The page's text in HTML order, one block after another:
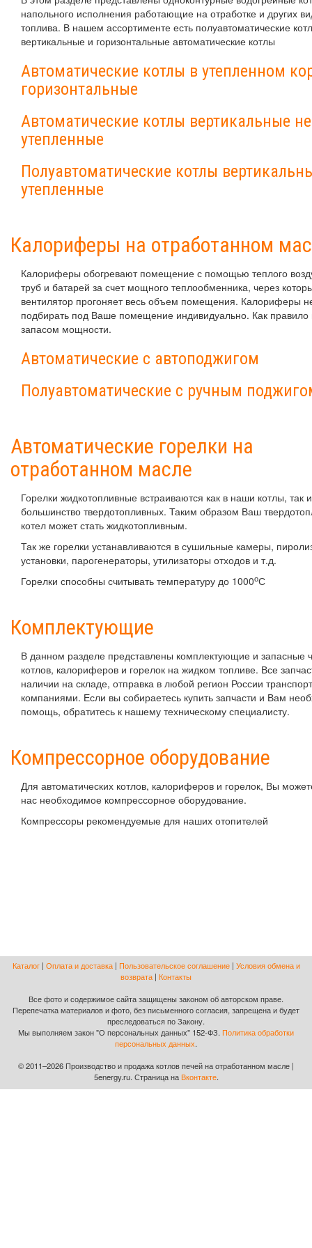
напольного исполнения работающие на отработке и других
топлива. В нашем ассортименте есть полуавтоматические
вертикальные и горизонтальные автоматические котлы
Автоматические котлы в утепленном
горизонтальные
Автоматические котлы вертикальные не
утепленные
Полуавтоматические котлы
утепленные
Калориферы на отработанном
Калориферы обогревают помещение с помощью теплого
труб и батарей за счет мощного теплообменника, через
вентилятор прогоняет весь объем помещения. Калориферы
подбирать под Ваше помещение индивидуально. Как правило
запасом мощности.
Автоматические с автоподжигом
Полуавтоматические с ручным
Автоматические горелки на
отработанном масле
Горелки жидкотопливные встраиваются как в наши котлы, так
большинство твердотопливных. Таким образом Ваш
котел может стать жидкотопливным.
Так же горелки устанавливаются в сушильные камеры,
установки, парогенераторы, утилизаторы отходов и т.д.
Горелки способны считывать температуру до 1000оС
Комплектующие
В данном разделе представлены комплектующие и запасные
котлов, калориферов и горелок на жидком топливе. Все
наличии на складе, отправка в любой регион России
компаниями. Если вы собираетесь купить запчасти и Вам
помощь, обратитесь к нашему техническому специалисту.
Компрессорное оборудование
Для автоматических котлов, калориферов и горелок, Вы
нас необходимое компрессорное оборудование.
Компрессоры рекомендуемые для наших отопителей
Каталог| Оплата и доставка| Пользовательское соглашение| Условия обмена и
возврата | Контакты
Все фото и содержимое сайта защищены законом об авторском праве.
Перепечатка материалов и фото, без письменного согласия, запрещена и будет
преследоваться по Закону.
Мы выполняем закон "О персональных данных" 152-ФЗ. Политика обработки
персональных данных.
© 2011–2026 Производство и продажа котлов печей на отработанном масле |
5energy.ru. Страница на Вконтакте.